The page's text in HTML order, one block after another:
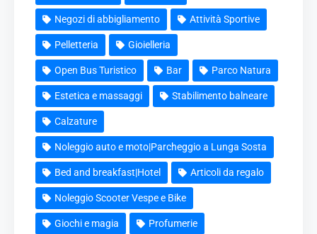
Negozi di abbigliamento Attività Sportive
Pelletteria Gioielleria
Open Bus Turistico Bar Parco Natura
Estetica e massaggi Stabilimento balneare
Calzature
Noleggio auto e moto|Parcheggio a Lunga Sosta
Bed and breakfast|Hotel Articoli da regalo
Noleggio Scooter Vespe e Bike
Giochi e magia Profumerie